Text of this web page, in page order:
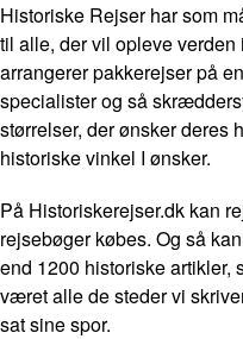
Historiske Rejser har som
til alle, der vil opleve
arrangerer pakkerejser på
specialister og så
størrelser, der ønsker deres
historiske vinkel I ønsker.
På Historiskerejser.dk kan
rejsebøger købes. Og så
end 1200 historiske artikler,
været alle de steder vi
sat sine spor.